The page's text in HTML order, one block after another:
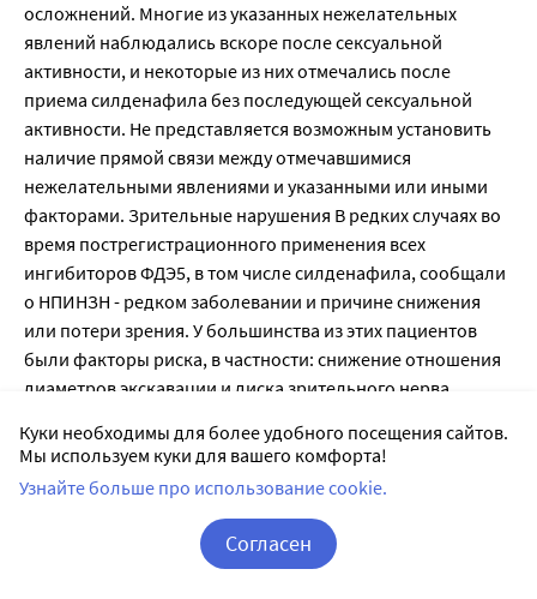
осложнений. Многие из указанных нежелательных
явлений наблюдались вскоре после сексуальной
активности, и некоторые из них отмечались после
приема силденафила без последующей сексуальной
активности. Не представляется возможным установить
наличие прямой связи между отмечавшимися
нежелательными явлениями и указанными или иными
факторами. Зрительные нарушения В редких случаях во
время пострегистрационного применения всех
ингибиторов ФДЭ5, в том числе силденафила, сообщали
о НПИНЗН - редком заболевании и причине снижения
или потери зрения. У большинства из этих пациентов
были факторы риска, в частности: снижение отношения
диаметров экскавации и диска зрительного нерва
диабет, артериальная гипертензия, ИБС,
гиперлипидемия и курение. В обсервационном
исследовании оценивали, связано ли недавнее
применение препаратов класса ингибиторов ФДЭ5 с
острым началом НПИНЗН. Результаты указывают на
Куки необходимы для более удобного посещения сайтов.
Мы используем куки для вашего комфорта!
Узнайте больше про использование cookie.
Согласен